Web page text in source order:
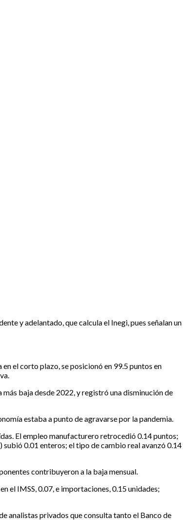
y adelantado, que calcula el Inegi, pues señalan un
el corto plazo, se posicionó en 99.5 puntos en
baja desde 2022, y registró una disminución de
estaba a punto de agravarse por la pandemia.
El empleo manufacturero retrocedió 0.14 puntos;
0.01 enteros; el tipo de cambio real avanzó 0.14
contribuyeron a la baja mensual.
el IMSS, 0.07, e importaciones, 0.15 unidades;
analistas privados que consulta tanto el Banco de